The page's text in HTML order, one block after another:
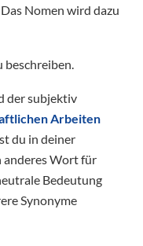
Nomen wird dazu
beschreiben.
der subjektiv
Arbeiten
du in deiner
anderes Wort für
Bedeutung
Synonyme